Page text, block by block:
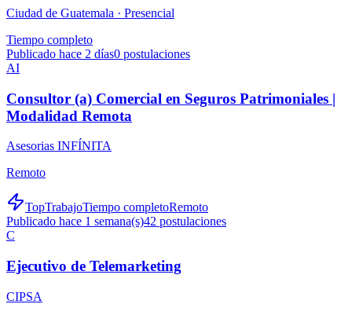
Ciudad de Guatemala · Presencial
Tiempo completo
Publicado hace 2 días0 postulaciones
AI
Consultor (a) Comercial en Seguros Patrimoniales |
Modalidad Remota
Asesorias INFÍNITA
Remoto
TopTrabajoTiempo completoRemoto
Publicado hace 1 semana(s)42 postulaciones
C
Ejecutivo de Telemarketing
CIPSA